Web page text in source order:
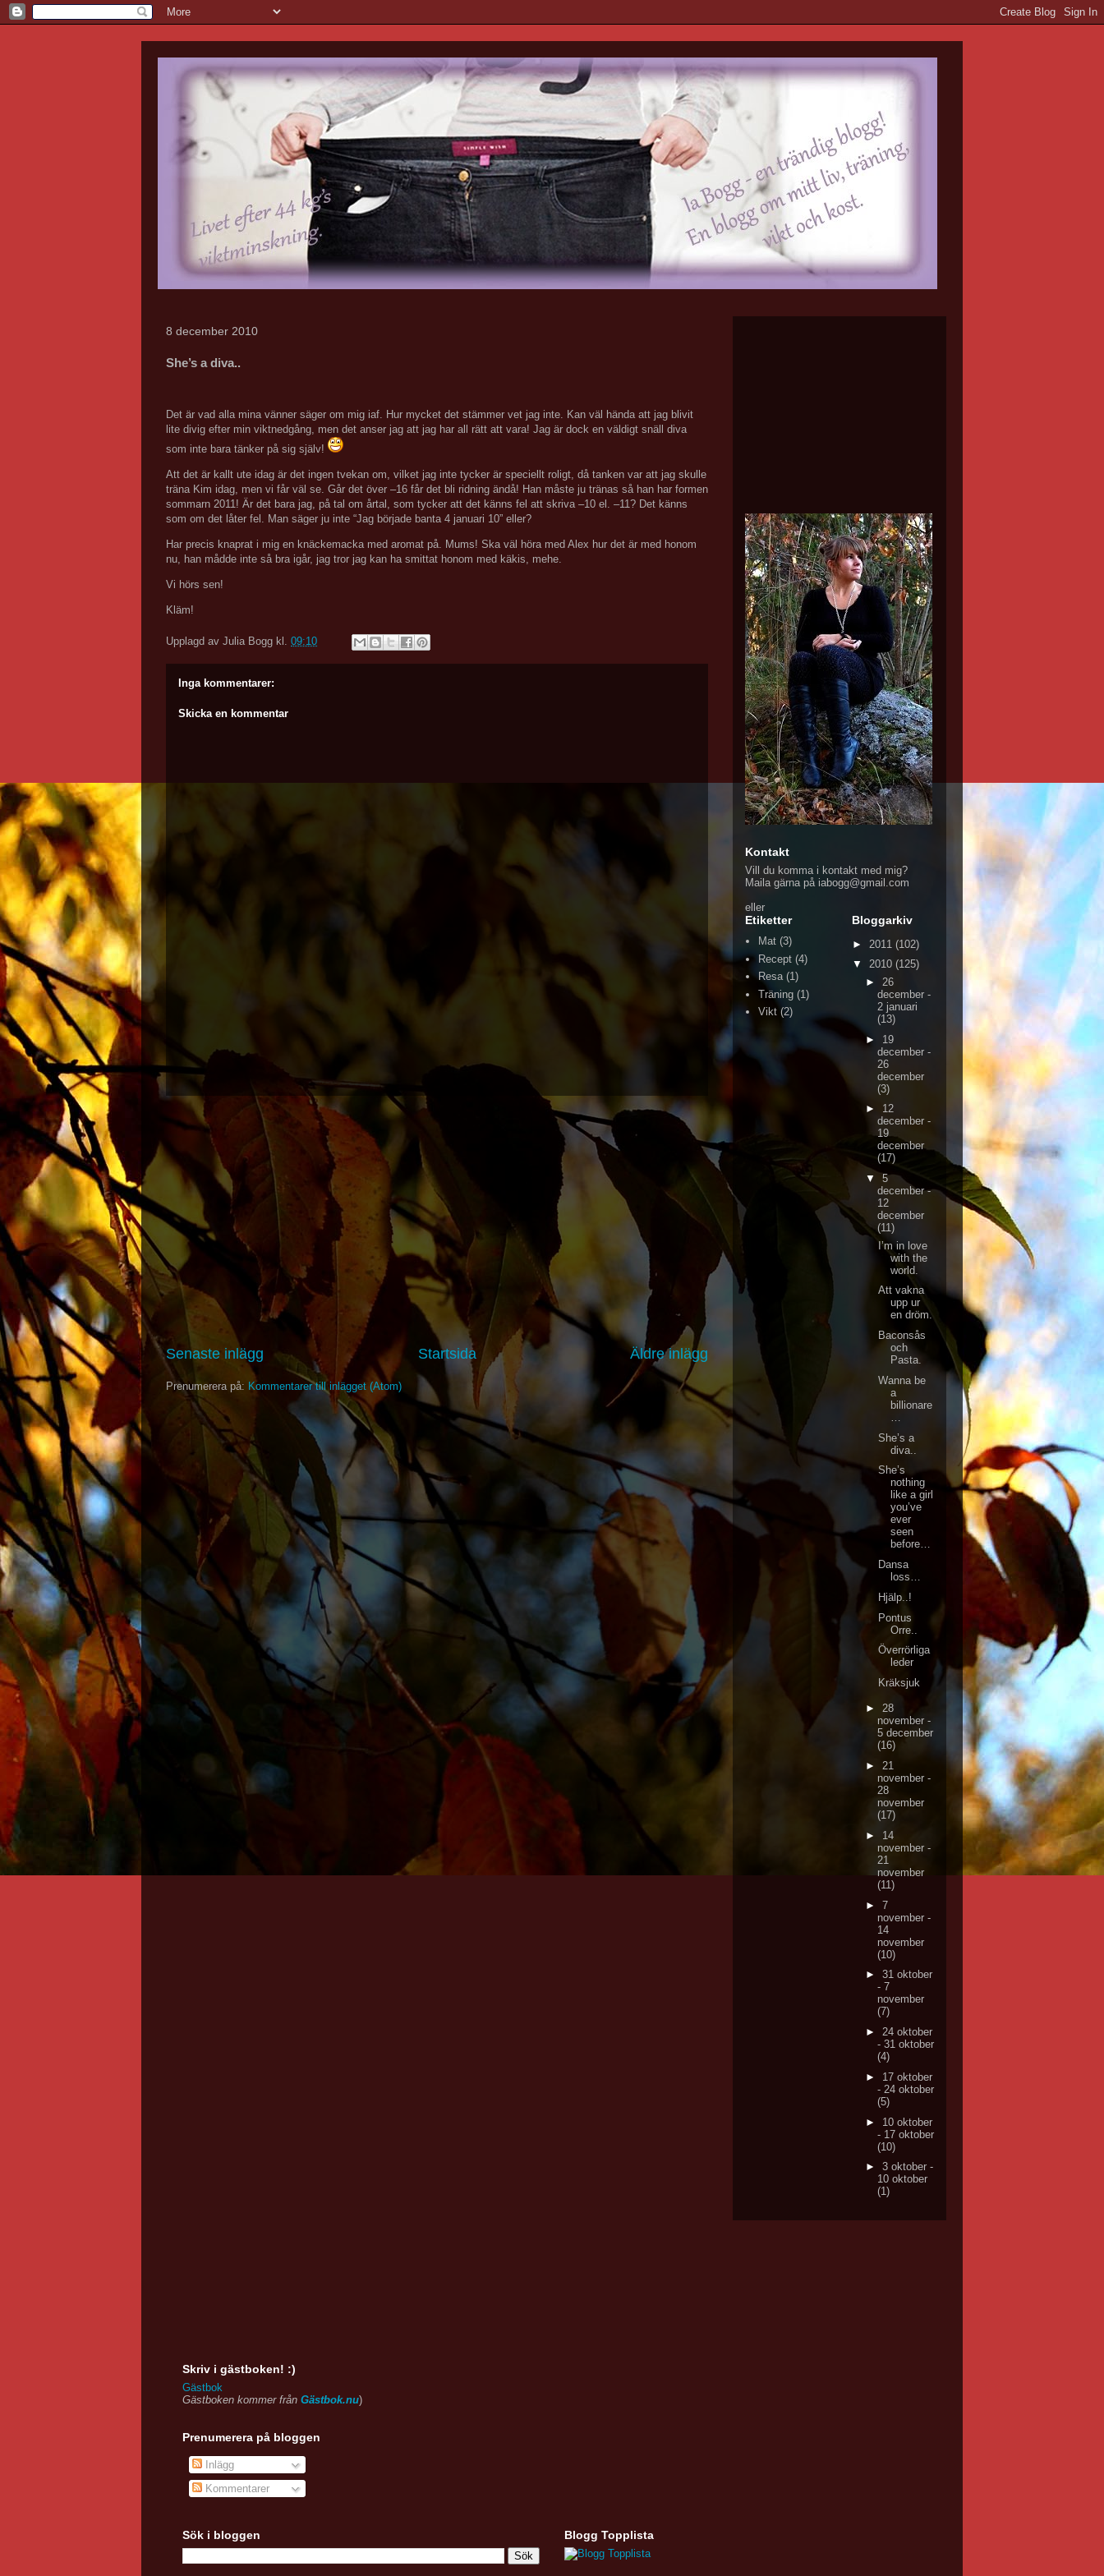
8 december 2010
She’s a diva..
Det är vad alla mina vänner säger om mig iaf. Hur mycket det stämmer vet jag inte. Kan väl hända att jag blivit
lite divig efter min viktnedgång, men det anser jag att jag har all rätt att vara! Jag är dock en väldigt snäll diva
som inte bara tänker på sig själv!
Att det är kallt ute idag är det ingen tvekan om, vilket jag inte tycker är speciellt roligt, då tanken var att jag skulle
träna Kim idag, men vi får väl se. Går det över –16 får det bli ridning ändå! Han måste ju tränas så han har formen
sommarn 2011! Är det bara jag, på tal om årtal, som tycker att det känns fel att skriva –10 el. –11? Det känns
som om det låter fel. Man säger ju inte “Jag började banta 4 januari 10” eller?
Har precis knaprat i mig en knäckemacka med aromat på. Mums! Ska väl höra med Alex hur det är med honom
nu, han mådde inte så bra igår, jag tror jag kan ha smittat honom med käkis, mehe.
Vi hörs sen!
Kläm!
Upplagd av Julia Bogg kl. 09:10
Inga kommentarer:
Skicka en kommentar
Senaste inlägg Äldre inlägg
Startsida
Prenumerera på: Kommentarer till inlägget (Atom)
Kontakt
Vill du komma i kontakt med mig?
Maila gärna på iabogg@gmail.com
eller
Etiketter
Mat (3)
Recept (4)
Resa (1)
Träning (1)
Vikt (2)
Bloggarkiv
► 2011 (102)
▼ 2010 (125)
► 26
december -
2 januari
(13)
► 19
december -
26
december
(3)
► 12
december -
19
december
(17)
▼ 5
december -
12
december
(11)
I’m in love
with the
world.
Att vakna
upp ur
en dröm.
Baconsås
och
Pasta.
Wanna be
a
billionare
She’s a
diva..
She’s
nothing
like a girl
you’ve
ever
seen
before…
Dansa
loss…
Hjälp..!
Pontus
Orre..
Överrörliga
leder
Kräksjuk
► 28
november -
5 december
(16)
► 21
november -
28
november
(17)
► 14
november -
21
november
(11)
► 7
november -
14
november
(10)
► 31 oktober
- 7
november
(7)
► 24 oktober
- 31 oktober
(4)
► 17 oktober
- 24 oktober
(5)
► 10 oktober
- 17 oktober
(10)
► 3 oktober -
10 oktober
(1)
Skriv i gästboken! :)
Gästbok
Gästboken kommer från Gästbok.nu)
Prenumerera på bloggen
Inlägg
Kommentarer
Sök i bloggen Blogg Topplista